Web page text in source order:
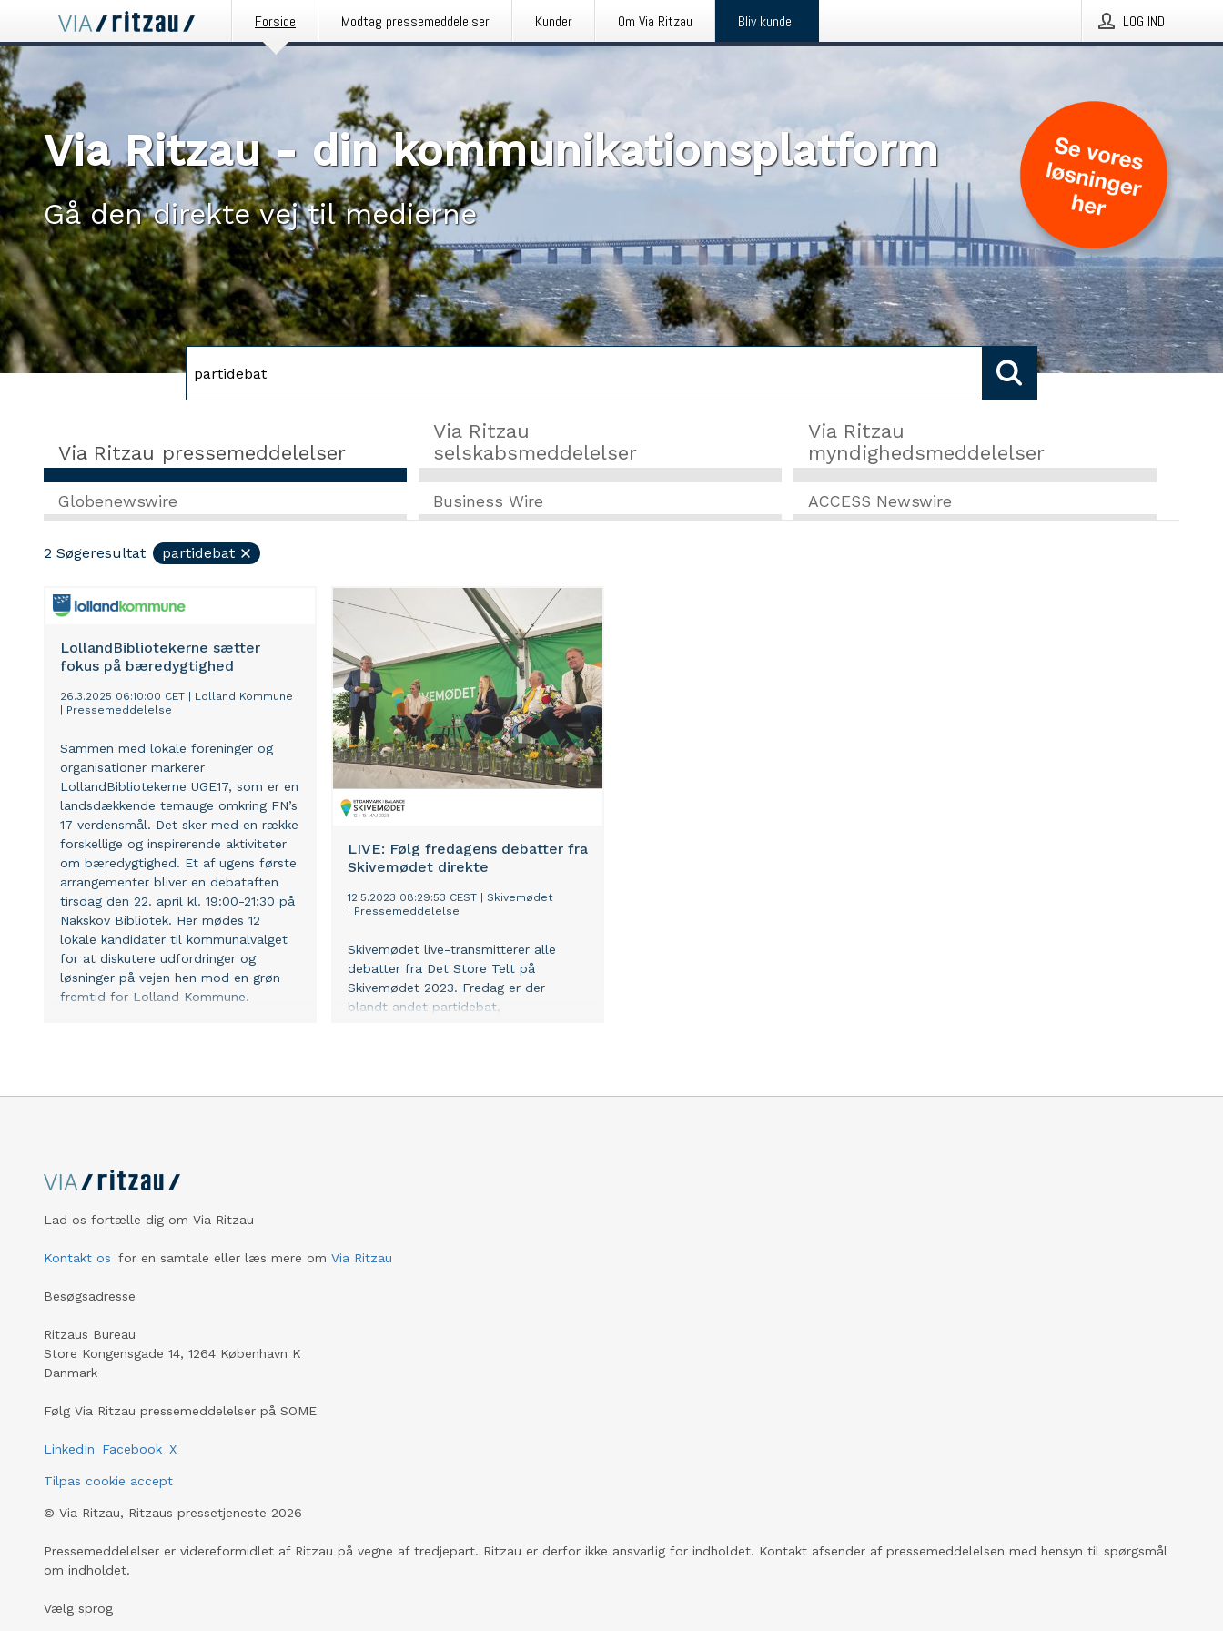
Forside Modtag pressemeddelelser Kunder Om Via Ritzau Bliv kunde LOG IND
Via Ritzau - din kommunikationsplatform
Gå den direkte vej til medierne
Via Ritzau pressemeddelelser
Via Ritzau
selskabsmeddelelser
Via Ritzau
myndighedsmeddelelser
Globenewswire Business Wire ACCESS Newswire
2 Søgeresultat partidebat
LollandBibliotekerne sætter
fokus på bæredygtighed
26.3.2025 06:10:00 CET
Lolland Kommune
Pressemeddelelse
Sammen med lokale foreninger og
organisationer markerer
LollandBibliotekerne UGE17, som er en
landsdækkende temauge omkring FN’s
17 verdensmål. Det sker med en række
forskellige og inspirerende aktiviteter
om bæredygtighed. Et af ugens første
arrangementer bliver en debataften
tirsdag den 22. april kl. 19:00-21:30 på
Nakskov Bibliotek. Her mødes 12
lokale kandidater til kommunalvalget
for at diskutere udfordringer og
løsninger på vejen hen mod en grøn
fremtid for Lolland Kommune.
LIVE: Følg fredagens debatter fra
Skivemødet direkte
12.5.2023 08:29:53 CEST
Skivemødet
Pressemeddelelse
Skivemødet live-transmitterer alle
debatter fra Det Store Telt på
Skivemødet 2023. Fredag er der
blandt andet partidebat,
Lad os fortælle dig om Via Ritzau
Kontakt os for en samtale eller læs mere om Via Ritzau
Besøgsadresse
Ritzaus Bureau
Store Kongensgade 14, 1264 København K
Danmark
Følg Via Ritzau pressemeddelelser på SOME
LinkedIn Facebook X
Tilpas cookie accept
© Via Ritzau, Ritzaus pressetjeneste 2026
Pressemeddelelser er videreformidlet af Ritzau på vegne af tredjepart. Ritzau er derfor ikke ansvarlig for indholdet. Kontakt afsender af pressemeddelelsen med hensyn til spørgsmål
om indholdet.
Vælg sprog